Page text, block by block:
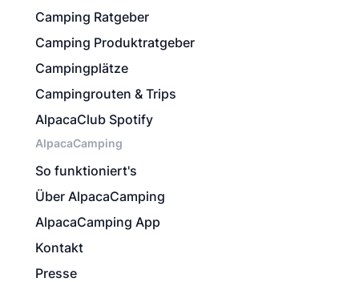
Camping Ratgeber
Camping Produktratgeber
Campingplätze
Campingrouten & Trips
AlpacaClub Spotify
AlpacaCamping
So funktioniert's
Über AlpacaCamping
AlpacaCamping App
Kontakt
Presse